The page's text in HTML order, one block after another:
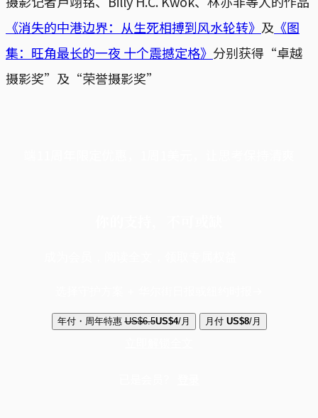
《消失的中港边界：从生死相搏到风水轮转》 及 《图
集：旺角最长的一夜 十个震撼定格》 分别获得“卓越
摄影奖”及“荣誉摄影奖”
年付・周年特惠 US$6.5US$4/月 月付 US$8/月